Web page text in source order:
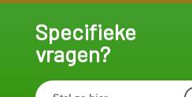
Specifieke
vragen?